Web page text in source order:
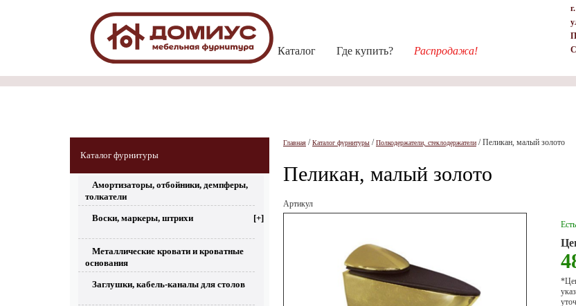
Каталог Где купить? Распродажа!
Каталог фурнитуры
Амортизаторы, отбойники, демпферы,
толкатели
Воски, маркеры, штрихи [+]
Металлические кровати и кроватные
основания
Заглушки, кабель-каналы для столов
Главная /Каталог фурнитуры /Полкодержатели, стеклодержатели /Пеликан, малый золото
Пеликан, малый золото
Артикул